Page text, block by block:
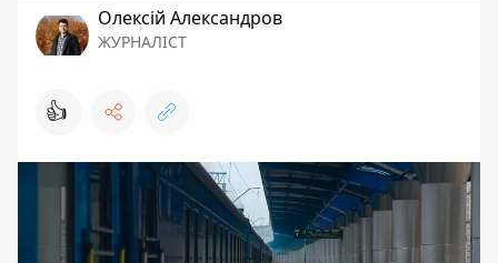
Олексій Александров
ЖУРНАЛІСТ
👍